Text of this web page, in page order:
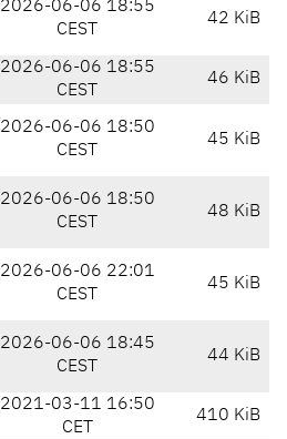
2026-06-06 18:55
CEST
42 KiB
2026-06-06 18:55
CEST
46 KiB
2026-06-06 18:50
CEST
45 KiB
2026-06-06 18:50
CEST
48 KiB
2026-06-06 22:01
CEST
45 KiB
2026-06-06 18:45
CEST
44 KiB
2021-03-11 16:50
CET
410 KiB